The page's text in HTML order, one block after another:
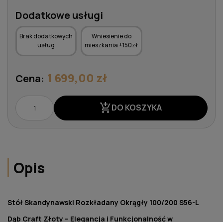
Dodatkowe usługi
Brak dodatkowych
usług
Wniesienie do
mieszkania +150zł
Cena: 1 699,00 zł
add_shopping_cartDO KOSZYKA
Opis
Stół Skandynawski Rozkładany Okrągły 100/200 S56-L
Dąb Craft Złoty – Elegancja i Funkcjonalność w